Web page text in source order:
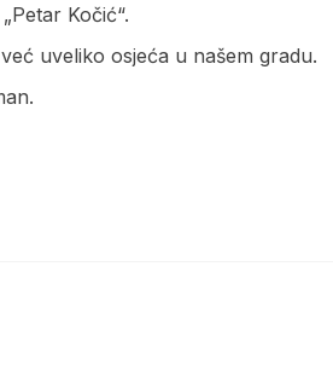
Kočić“.
uveliko osjeća u našem gradu.